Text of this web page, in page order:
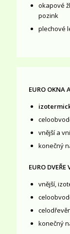
okapové
pozink
plechové
EURO OKNA
vnější a
konečný
EURO DVEŘE
vnější,
konečný